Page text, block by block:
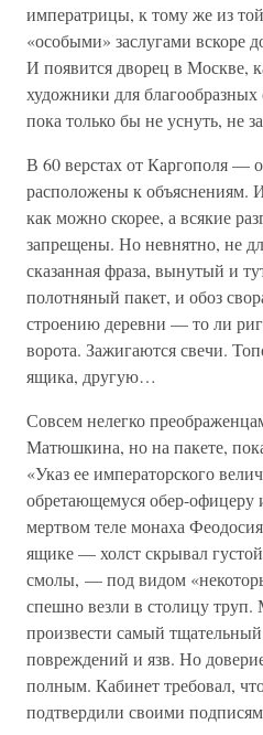
императрицы, к тому же из
«особыми» заслугами вскоре
И появится дворец в Москве,
художники для
пока только бы не уснуть, не
В 60 верстах от Каргополя —
расположены к объяснениям.
как можно скорее, а всякие
запрещены. Но невнятно, не
сказанная фраза, вынутый и
полотняный пакет, и обоз
строению деревни — то ли
ворота. Зажигаются свечи.
ящика, другую…
Совсем нелегко
Матюшкина, но на пакете,
«Указ ее императорского
обретающемуся обер-офицеру
мертвом теле монаха
ящике — холст скрывал
смолы, — под видом
спешно везли в столицу
произвести самый
повреждений и язв. Но
полным. Кабинет требовал,
подтвердили своими